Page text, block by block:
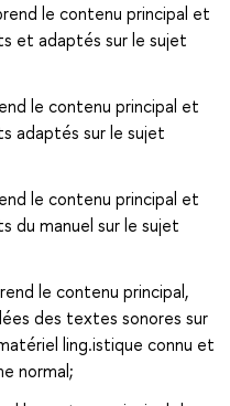
le contenu principal et
et adaptés sur le sujet
le contenu principal et
adaptés sur le sujet
le contenu principal et
du manuel sur le sujet
le contenu principal,
des textes sonores sur
ling.istique connu et
normal;